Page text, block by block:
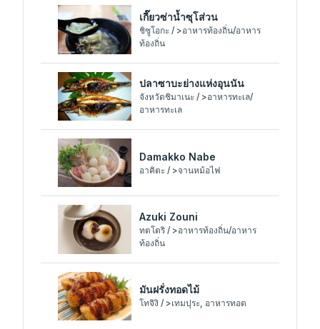
เกี๊ยวซ่าน้ำซุโส่วน
ชิซูโอกะ / >อาหารท้องถิ่น/อาหาร
ท้องถิ่น
ปลาซาบะย่างแห่งอุนนัน
จังหวัดชิมาเนะ / >อาหารทะเล/
อาหารทะเล
Damakko Nabe
อาคิตะ / >จานหม้อไฟ
Azuki Zouni
ทตโตริ / >อาหารท้องถิ่น/อาหาร
ท้องถิ่น
มันฝรั่งทอดไม้
โทจิงิ / >เทมปุระ, อาหารทอด